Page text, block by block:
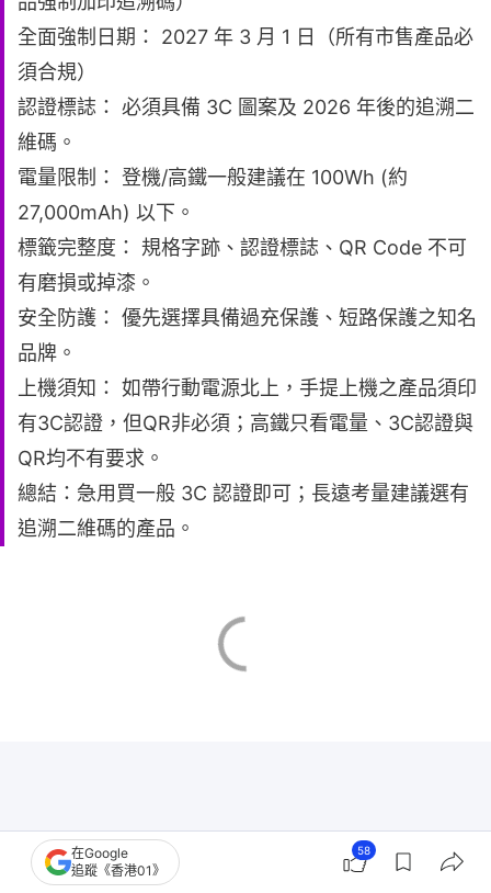
全面強制日期： 2027 年 3 月 1 日（所有市售產品必
須合規）
認證標誌： 必須具備 3C 圖案及 2026 年後的追溯二
維碼。
電量限制： 登機/高鐵一般建議在 100Wh (約
27,000mAh) 以下。
標籤完整度： 規格字跡、認證標誌、QR Code 不可
有磨損或掉漆。
安全防護： 優先選擇具備過充保護、短路保護之知名
品牌。
上機須知： 如帶行動電源北上，手提上機之產品須印
有3C認證，但QR非必須；高鐵只看電量、3C認證與
QR均不有要求。
總結：急用買一般 3C 認證即可；長遠考量建議選有
追溯二維碼的產品。
在Google
追蹤《香港01》
58